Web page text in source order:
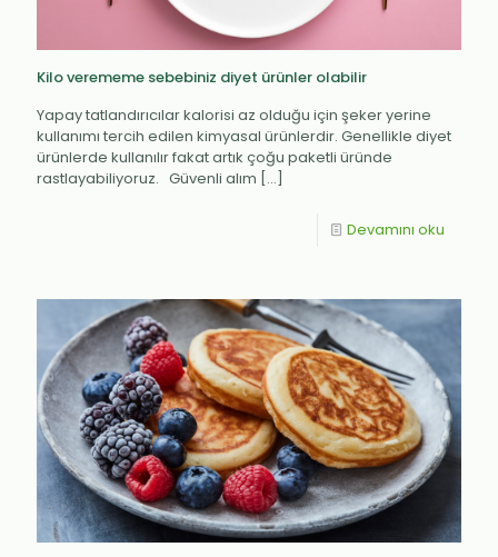
Kilo verememe sebebiniz diyet ürünler olabilir
Yapay tatlandırıcılar kalorisi az olduğu için şeker yerine
kullanımı tercih edilen kimyasal ürünlerdir. Genellikle diyet
ürünlerde kullanılır fakat artık çoğu paketli üründe
rastlayabiliyoruz. Güvenli alım […]
Devamını oku